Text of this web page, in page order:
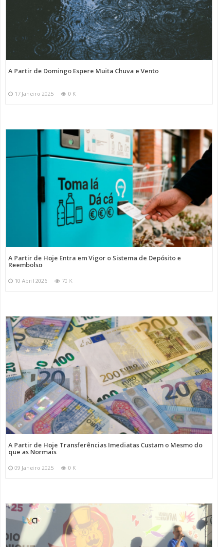
A Partir de Domingo Espere Muita Chuva e Vento
17 Janeiro 2025 0 K
A Partir de Hoje Entra em Vigor o Sistema de Depósito e
Reembolso
10 Abril 2026 70 K
A Partir de Hoje Transferências Imediatas Custam o Mesmo do
que as Normais
09 Janeiro 2025 0 K